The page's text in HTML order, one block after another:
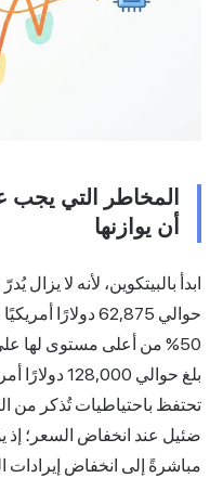
أن يوازنها
ابدأ بالبيتكوين، لأنه لا
حوالي 62,875 دولارًا أمريكيًا في 5 يونيو 2026،
50% من أعلى مستوى لها على الإطلاق في أكتوبر 2025
تحتفظ باحتياطيات تُذكر من
ضئيل عند انخفاض السعر؛ إذ
مباشرةً إلى انخفاض إيرادات